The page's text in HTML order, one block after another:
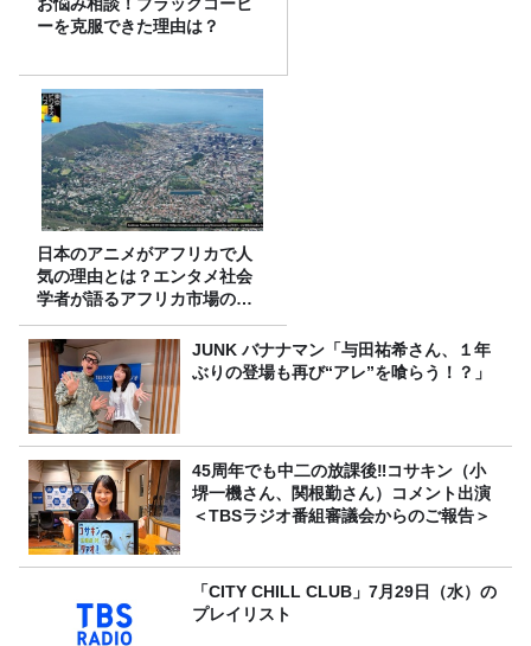
お悩み相談！ブラックコーヒ
ーを克服できた理由は？
日本のアニメがアフリカで人
気の理由とは？エンタメ社会
学者が語るアフリカ市場のリ
アル
JUNK バナナマン「与田祐希さん、１年
ぶりの登場も再び“アレ”を喰らう！？」
45周年でも中二の放課後‼コサキン（小
堺一機さん、関根勤さん）コメント出演
＜TBSラジオ番組審議会からのご報告＞
「CITY CHILL CLUB」7月29日（水）の
プレイリスト